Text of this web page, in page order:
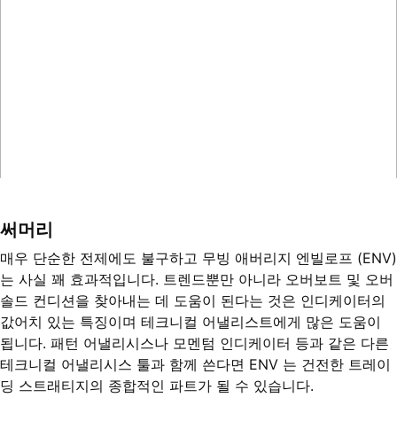
써머리
매우 단순한 전제에도 불구하고 무빙 애버리지 엔빌로프 (ENV)
는 사실 꽤 효과적입니다. 트렌드뿐만 아니라 오버보트 및 오버
솔드 컨디션을 찾아내는 데 도움이 된다는 것은 인디케이터의
값어치 있는 특징이며 테크니컬 어낼리스트에게 많은 도움이
됩니다. 패턴 어낼리시스나 모멘텀 인디케이터 등과 같은 다른
테크니컬 어낼리시스 툴과 함께 쓴다면 ENV 는 건전한 트레이
딩 스트래티지의 종합적인 파트가 될 수 있습니다.